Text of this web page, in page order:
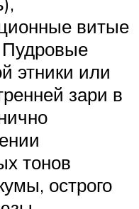
витые
этники или
зари в
тонов
острого